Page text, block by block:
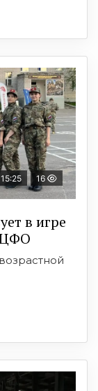
16
в игре
ЦФО